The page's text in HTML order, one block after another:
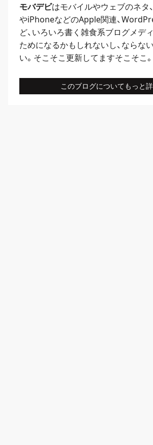
モバデビはモバイルやウェブのネタ、
やiPhoneなどのApple関連、
ど、いろいろ書く雑食系ブログメディ
ためになるかもしれないし、ならな
い。そこそこ更新してますそこそこ。
このブログについてもっと詳